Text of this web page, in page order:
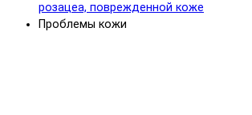
розацеа, поврежденной коже
Проблемы кожи